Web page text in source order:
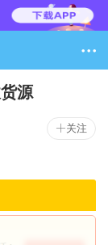
源
关注